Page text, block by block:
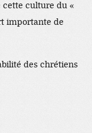
cette culture du «
importante de
des chrétiens